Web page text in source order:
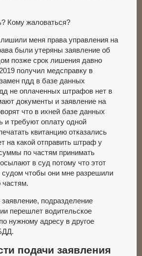
Кому жаловаться?
лишили меня права управления на
были утеряны заявление об
позже срок лишения давно
получил медсправку в
пдд в базе данных
не оплаченных штрафов нет в
документы и заявление на
что в ихней базе данных
и требуют оплату одной
квитанцию отказались
на какой отправить штраф у
по частям принимать
в суд потому что этот
чтобы они мне разрешили
частям.
подразделение
перешлет водительское
нужному адресу в другое
подачи заявления